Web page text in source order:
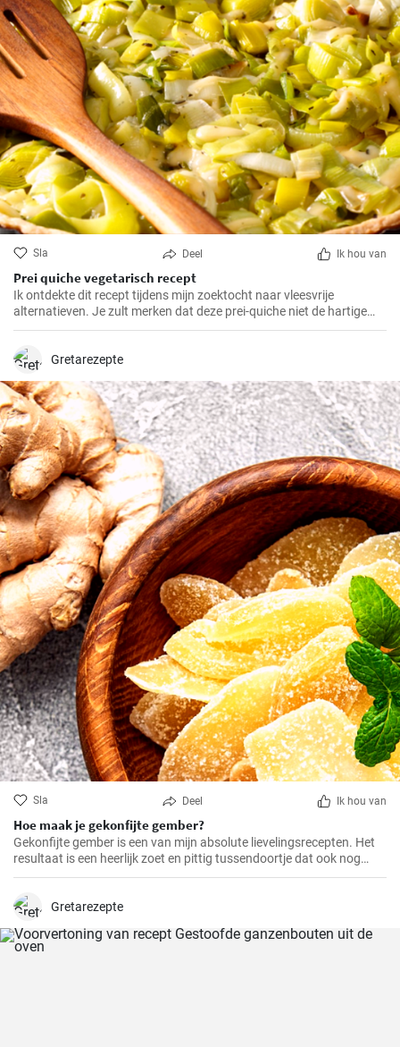
Sla Deel Ik hou van
Prei quiche vegetarisch recept
Ik ontdekte dit recept tijdens mijn zoektocht naar vleesvrije
alternatieven. Je zult merken dat deze prei-quiche niet de hartige
smaak mist van versies met vlees. Het is makkelijk te maken en
tevoren klaar te maken. Daarom is dit recept al jaren een van mijn
Gretarezepte
Sla Deel Ik hou van
Hoe maak je gekonfijte gember?
Gekonfijte gember is een van mijn absolute lievelingsrecepten. Het
resultaat is een heerlijk zoet en pittig tussendoortje dat ook nog
eens goed is voor je spijsvertering. Het is helemaal zelfgemaakt en
maken, je hebt alleen een beetje geduld en tijd nodig.
Gretarezepte